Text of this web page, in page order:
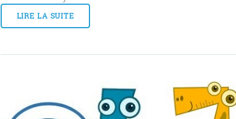
LIRE LA SUITE